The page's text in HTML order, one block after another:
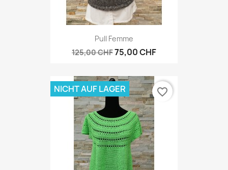
Pull Femme
125,00 CHF75,00 CHF
NICHT AUF LAGER favorite_border